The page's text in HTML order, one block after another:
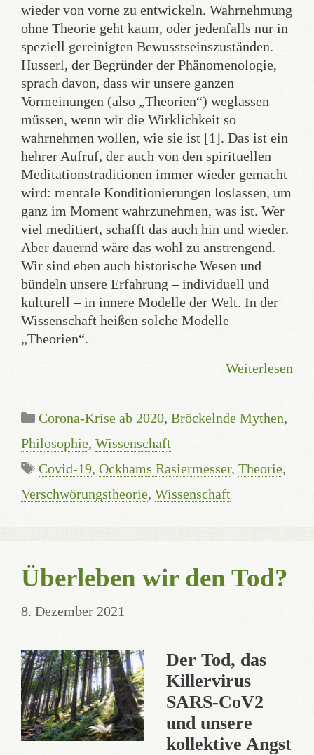
wieder von vorne zu entwickeln. Wahrnehmung
ohne Theorie geht kaum, oder jedenfalls nur in
speziell gereinigten Bewusstseinszuständen.
Husserl, der Begründer der Phänomenologie,
sprach davon, dass wir unsere ganzen
Vormeinungen (also „Theorien“) weglassen
müssen, wenn wir die Wirklichkeit so
wahrnehmen wollen, wie sie ist [1]. Das ist ein
hehrer Aufruf, der auch von den spirituellen
Meditationstraditionen immer wieder gemacht
wird: mentale Konditionierungen loslassen, um
ganz im Moment wahrzunehmen, was ist. Wer
viel meditiert, schafft das auch hin und wieder.
Aber dauernd wäre das wohl zu anstrengend.
Wir sind eben auch historische Wesen und
bündeln unsere Erfahrung – individuell und
kulturell – in innere Modelle der Welt. In der
Wissenschaft heißen solche Modelle
„Theorien“.
Weiterlesen
Kategorien
Corona-Krise ab 2020, Bröckelnde Mythen,
Philosophie, Wissenschaft
Schlagwörter
Covid-19, Ockhams Rasiermesser, Theorie,
Verschwörungstheorie, Wissenschaft
Überleben wir den Tod?
8. Dezember 2021
Der Tod, das
Killervirus
SARS-CoV2
und unsere
kollektive Angst